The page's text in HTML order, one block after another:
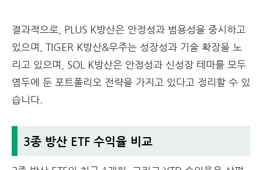
결과적으로, PLUS K방산은 안정성과 범용성을 중시하고
있으며, TIGER K방산&우주는 성장성과 기술 확장을 노
리고 있으며, SOL K방산은 안정성과 신성장 테마를 모두
염두에 둔 포트폴리오 전략을 가지고 있다고 정리할 수 있
습니다.
3종 방산 ETF 수익율 비교